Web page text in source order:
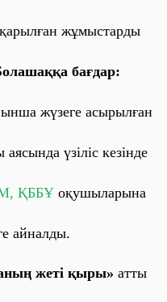
жұмыстарды
бағдар:
жүзеге асырылған
үзіліс кезінде
ҚББҰ оқушыларына
айналды.
жеті қыры» атты